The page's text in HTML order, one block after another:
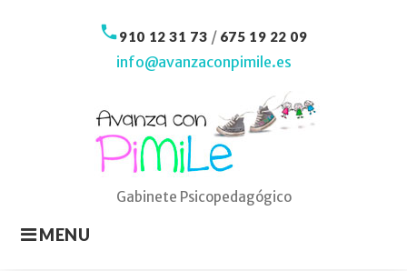
Gabinete Psicopedagógico
MENU
call910 12 31 73 / 675 19 22 09
info@avanzaconpimile.es